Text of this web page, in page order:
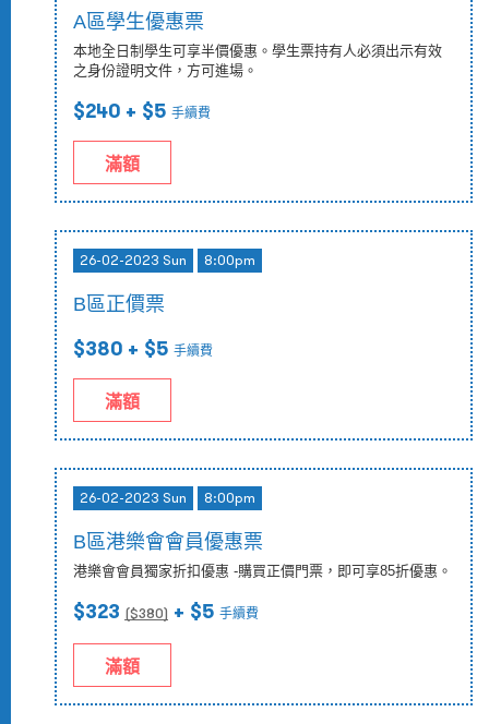
A區學生優惠票
本地全日制學生可享半價優惠。學生票持有人必須出示有效
之身份證明文件，方可進場。
$240 + $5 手續費
滿額
26-02-2023 Sun 8:00pm
B區正價票
$380 + $5 手續費
滿額
26-02-2023 Sun 8:00pm
B區港樂會會員優惠票
港樂會會員獨家折扣優惠 -購買正價門票，即可享85折優惠。
$323 ($380) + $5 手續費
滿額